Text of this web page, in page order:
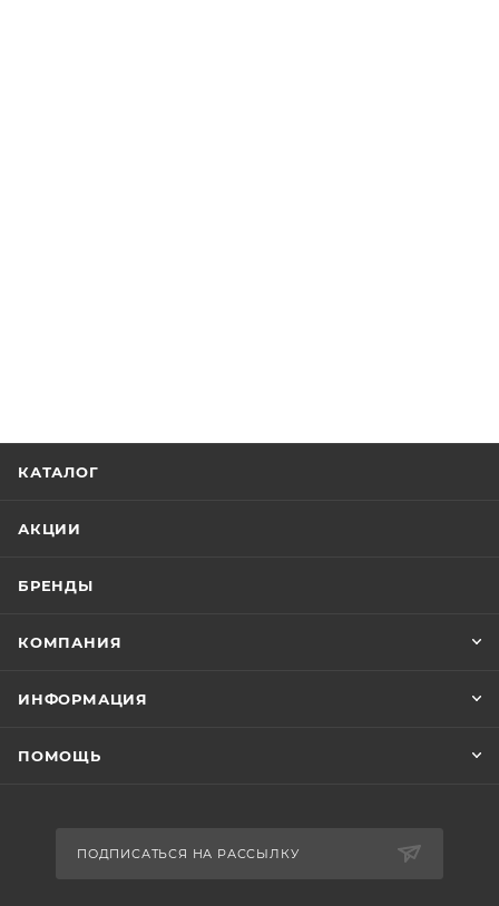
КАТАЛОГ
АКЦИИ
БРЕНДЫ
КОМПАНИЯ
ИНФОРМАЦИЯ
ПОМОЩЬ
ПОДПИСАТЬСЯ НА РАССЫЛКУ